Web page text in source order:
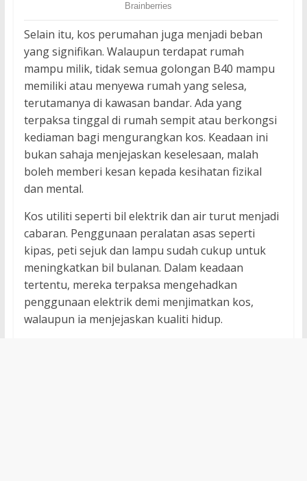
Selain itu, kos perumahan juga menjadi beban
yang signifikan. Walaupun terdapat rumah
mampu milik, tidak semua golongan B40 mampu
memiliki atau menyewa rumah yang selesa,
terutamanya di kawasan bandar. Ada yang
terpaksa tinggal di rumah sempit atau berkongsi
kediaman bagi mengurangkan kos. Keadaan ini
bukan sahaja menjejaskan keselesaan, malah
boleh memberi kesan kepada kesihatan fizikal
dan mental.
Kos utiliti seperti bil elektrik dan air turut menjadi
cabaran. Penggunaan peralatan asas seperti
kipas, peti sejuk dan lampu sudah cukup untuk
meningkatkan bil bulanan. Dalam keadaan
tertentu, mereka terpaksa mengehadkan
penggunaan elektrik demi menjimatkan kos,
walaupun ia menjejaskan kualiti hidup.